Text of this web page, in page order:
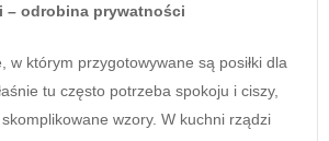
– odrobina prywatności
w którym przygotowywane są posiłki dla
tu często potrzeba spokoju i ciszy,
wzory. W kuchni rządzi